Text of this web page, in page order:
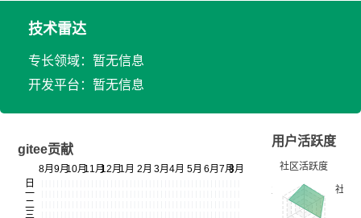
技术雷达
专长领域：暂无信息
开发平台：暂无信息
gitee贡献
用户活跃度